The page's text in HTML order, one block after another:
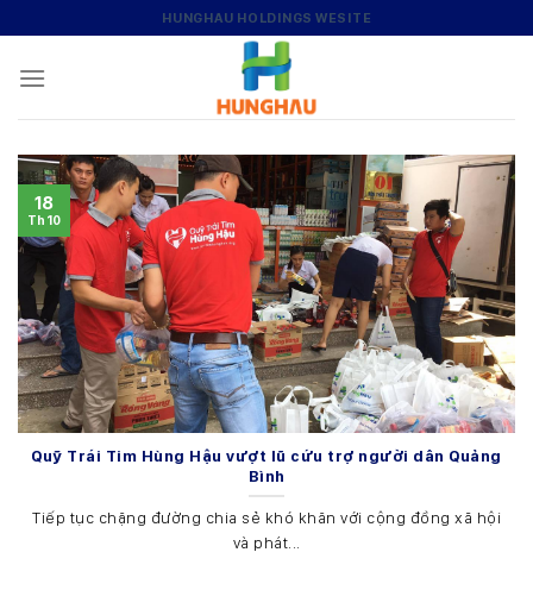
content
HUNGHAU HOLDINGS WESITE
Quỹ Trái Tim Hùng Hậu vượt lũ cứu trợ người dân Quảng
Bình
Tiếp tục chặng đường chia sẻ khó khăn với cộng đồng xã hội
và phát...
18
Th10